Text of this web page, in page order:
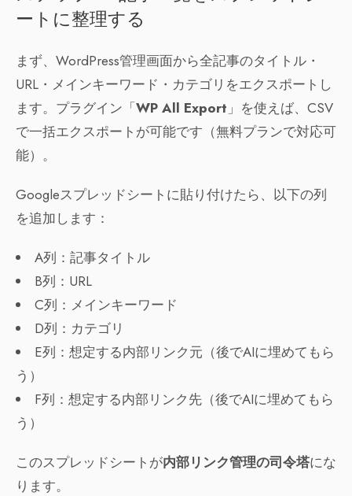
ートに整理する
まず、WordPress管理画面から全記事のタイトル・
URL・メインキーワード・カテゴリをエクスポートし
ます。プラグイン「WP All Export 」を使えば、CSV
で一括エクスポートが可能です（無料プランで対応可
能）。
Googleスプレッドシートに貼り付けたら、以下の列
を追加します：
A列：記事タイトル
B列：URL
C列：メインキーワード
D列：カテゴリ
E列：想定する内部リンク元（後でAIに埋めてもら
う）
F列：想定する内部リンク先（後でAIに埋めてもら
う）
このスプレッドシートが内部リンク管理の司令塔にな
ります。